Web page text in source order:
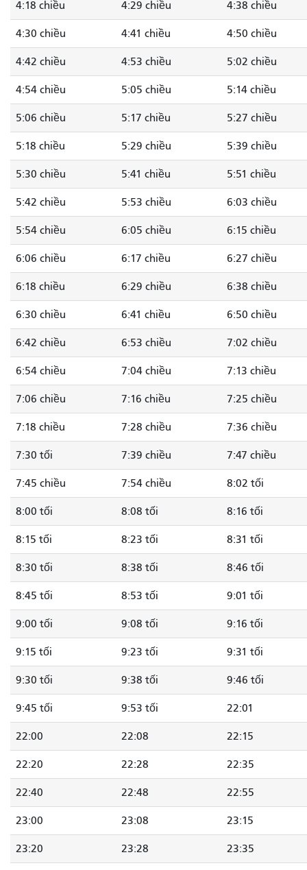
4:18 chiều 4:29 chiều 4:38 chiều
4:30 chiều 4:41 chiều 4:50 chiều
4:42 chiều 4:53 chiều 5:02 chiều
4:54 chiều 5:05 chiều 5:14 chiều
5:06 chiều 5:17 chiều 5:27 chiều
5:18 chiều 5:29 chiều 5:39 chiều
5:30 chiều 5:41 chiều 5:51 chiều
5:42 chiều 5:53 chiều 6:03 chiều
5:54 chiều 6:05 chiều 6:15 chiều
6:06 chiều 6:17 chiều 6:27 chiều
6:18 chiều 6:29 chiều 6:38 chiều
6:30 chiều 6:41 chiều 6:50 chiều
6:42 chiều 6:53 chiều 7:02 chiều
6:54 chiều 7:04 chiều 7:13 chiều
7:06 chiều 7:16 chiều 7:25 chiều
7:18 chiều 7:28 chiều 7:36 chiều
7:30 tối 7:39 chiều 7:47 chiều
7:45 chiều 7:54 chiều 8:02 tối
8:00 tối 8:08 tối 8:16 tối
8:15 tối 8:23 tối 8:31 tối
8:30 tối 8:38 tối 8:46 tối
8:45 tối 8:53 tối 9:01 tối
9:00 tối 9:08 tối 9:16 tối
9:15 tối 9:23 tối 9:31 tối
9:30 tối 9:38 tối 9:46 tối
9:45 tối 9:53 tối 22:01
22:00 22:08 22:15
22:20 22:28 22:35
22:40 22:48 22:55
23:00 23:08 23:15
23:20 23:28 23:35